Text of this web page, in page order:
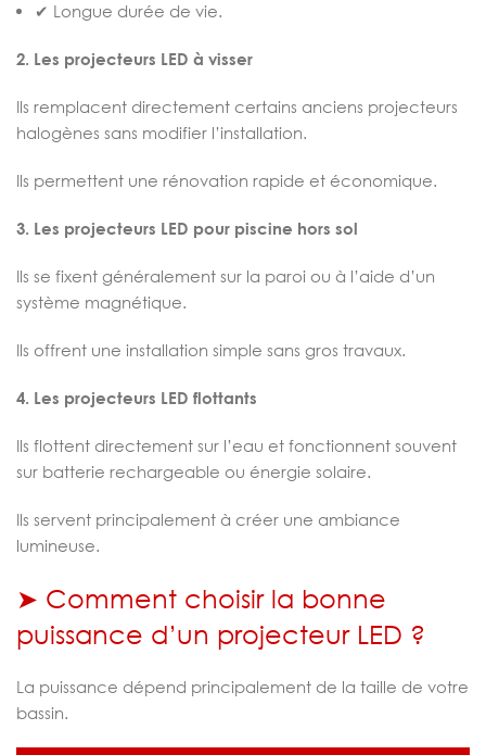
✔ Longue durée de vie.
2. Les projecteurs LED à visser
Ils remplacent directement certains anciens projecteurs
halogènes sans modifier l’installation.
Ils permettent une rénovation rapide et économique.
3. Les projecteurs LED pour piscine hors sol
Ils se fixent généralement sur la paroi ou à l’aide d’un
système magnétique.
Ils offrent une installation simple sans gros travaux.
4. Les projecteurs LED flottants
Ils flottent directement sur l’eau et fonctionnent souvent
sur batterie rechargeable ou énergie solaire.
Ils servent principalement à créer une ambiance
lumineuse.
➤ Comment choisir la bonne
puissance d’un projecteur LED ?
La puissance dépend principalement de la taille de votre
bassin.